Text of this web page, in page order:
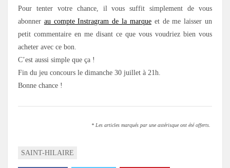
Pour tenter votre chance, il vous suffit simplement de vous
abonner au compte Instragram de la marqueet de me laisser un
petit commentaire en me disant ce que vous voudriez bien vous
acheter avec ce bon.
C’est aussi simple que ça !
Fin du jeu concours le dimanche 30 juillet à 21h.
Bonne chance !
* Les articles marqués par une astérisque ont été offerts.
SAINT-HILAIRE